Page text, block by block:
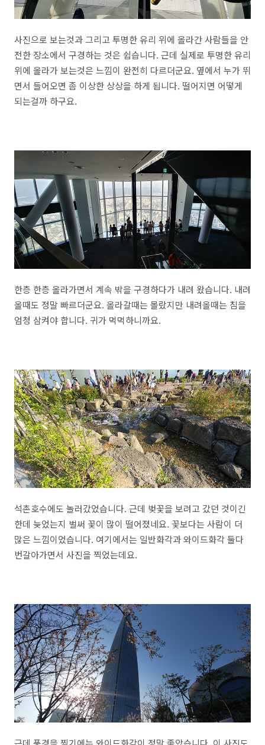
사진으로 보는것과 그리고 투명한 유리 위에 올라간 사람들을 안
전한 장소에서 구경하는 것은 쉽습니다. 근데 실제로 투명한 유리
위에 올라가 보는것은 느낌이 완전히 다르더군요. 옆에서 누가 뛰
면서 들어오면 좀 이상한 상상을 하게 됩니다. 떨어지면 어떻게
되는걸까 하구요.
한층 한층 올라가면서 계속 밖을 구경하다가 내려 왔습니다. 내려
올때도 정말 빠르더군요. 올라갈때는 몰랐지만 내려올때는 침을
엄청 삼켜야 합니다. 귀가 먹먹하니까요.
석촌호수에도 놀러갔었습니다. 근데 벚꽃을 보려고 갔던 것이긴
한데 늦었는지 벌써 꽃이 많이 떨어졌네요. 꽃보다는 사람이 더
많은 느낌이었습니다. 여기에서는 일반화각과 와이드화각 둘다
번갈아가면서 사진을 찍었는데요.